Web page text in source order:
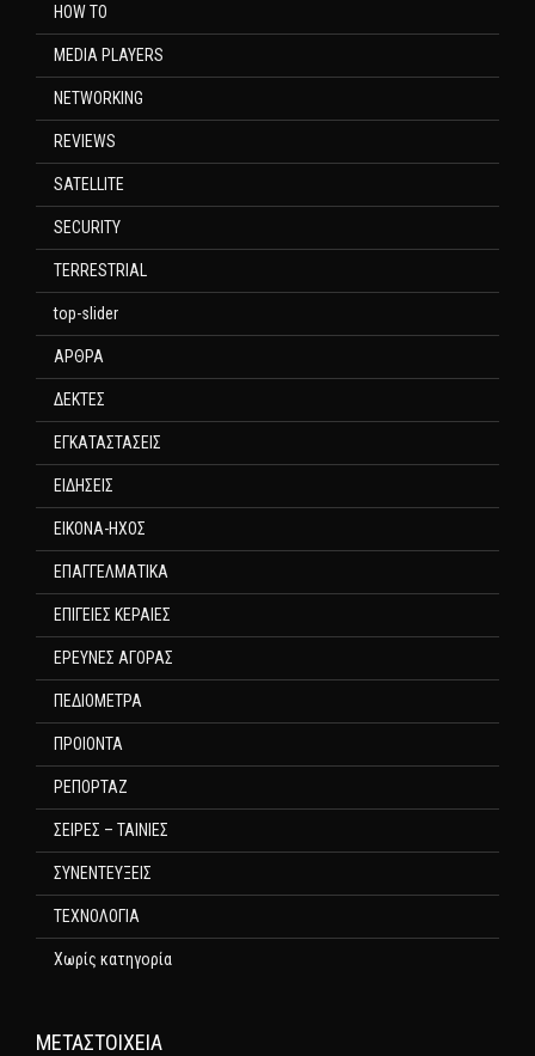
HOW TO
MEDIA PLAYERS
NETWORKING
REVIEWS
SATELLITE
SECURITY
TERRESTRIAL
top-slider
ΑΡΘΡΑ
ΔΕΚΤΕΣ
ΕΓΚΑΤΑΣΤΑΣΕΙΣ
ΕΙΔΗΣΕΙΣ
ΕΙΚΟΝΑ-ΗΧΟΣ
ΕΠΑΓΓΕΛΜΑΤΙΚΑ
ΕΠΙΓΕΙΕΣ ΚΕΡΑΙΕΣ
ΕΡΕΥΝΕΣ ΑΓΟΡΑΣ
ΠΕΔΙΟΜΕΤΡΑ
ΠΡΟΙΟΝΤΑ
ΡΕΠΟΡΤΑΖ
ΣΕΙΡΕΣ – ΤΑΙΝΙΕΣ
ΣΥΝΕΝΤΕΥΞΕΙΣ
ΤΕΧΝΟΛΟΓΙΑ
Χωρίς κατηγορία
ΜΕΤΑΣΤΟΙΧΕΊΑ